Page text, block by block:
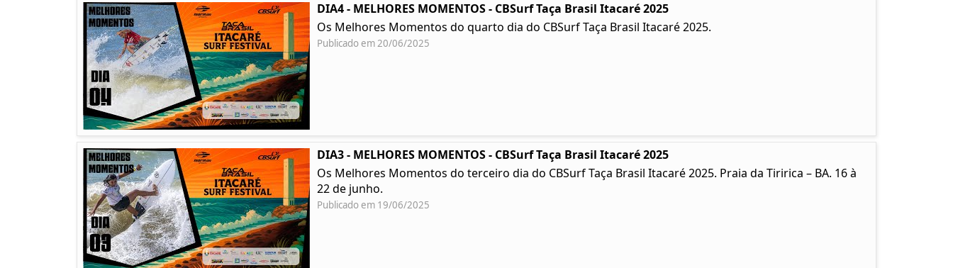
DIA4 - MELHORES MOMENTOS - CBSurf Taça Brasil Itacaré 2025
Os Melhores Momentos do quarto dia do CBSurf Taça Brasil Itacaré 2025.
Publicado em 20/06/2025
DIA3 - MELHORES MOMENTOS - CBSurf Taça Brasil Itacaré 2025
Os Melhores Momentos do terceiro dia do CBSurf Taça Brasil Itacaré 2025. Praia da Tiririca – BA. 16 à
22 de junho.
Publicado em 19/06/2025